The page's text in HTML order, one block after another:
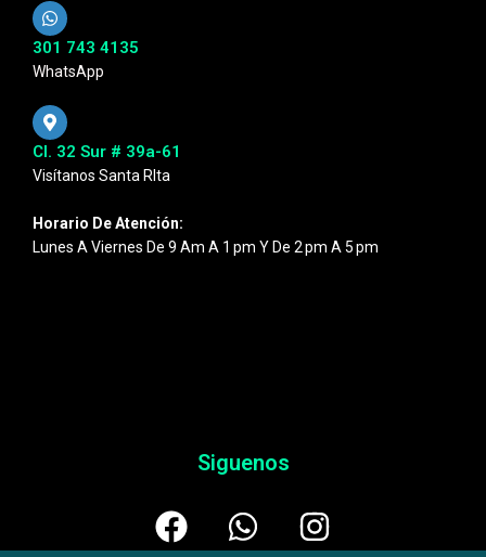
301 743 4135
WhatsApp
Cl. 32 Sur # 39a-61
Visítanos Santa RIta
Horario De Atención:
Lunes A Viernes De 9 Am A 1 Pm Y De 2 Pm A 5 Pm
Siguenos